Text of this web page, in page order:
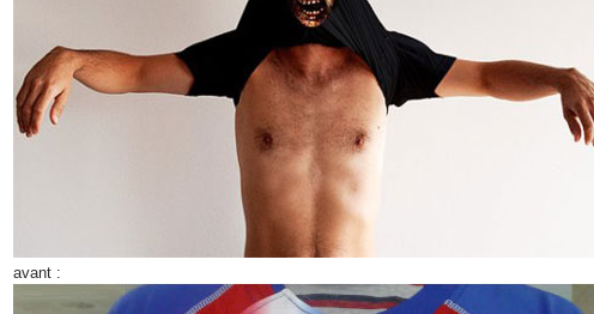
avant :